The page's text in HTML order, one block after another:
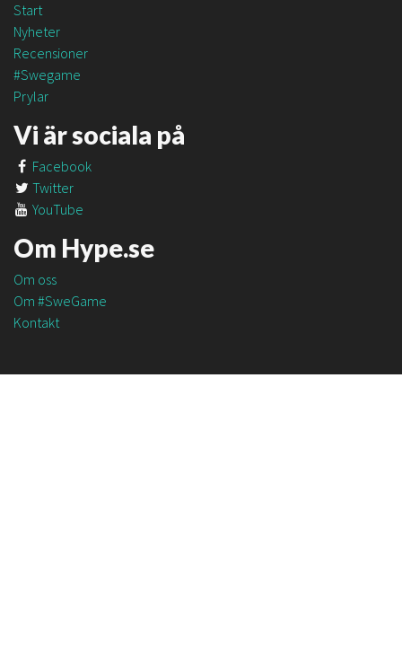
Start
Nyheter
Recensioner
#Swegame
Prylar
Vi är sociala på
Facebook
Twitter
YouTube
Om Hype.se
Om oss
Om #SweGame
Kontakt